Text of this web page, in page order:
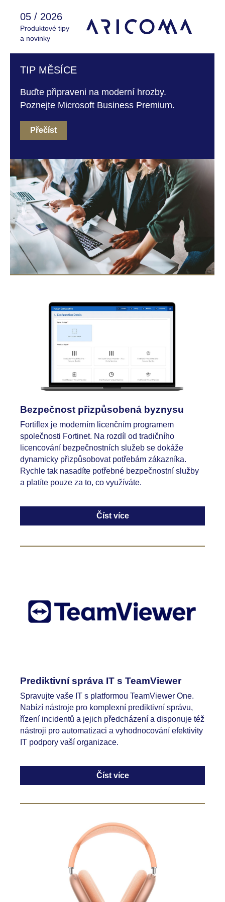
05 / 2026
Produktové tipy
a novinky
TIP MĚSÍCE
Buďte připraveni na moderní hrozby.
Poznejte Microsoft Business Premium.
Přečíst
Bezpečnost přizpůsobená byznysu
Fortiflex je moderním licenčním programem
společnosti Fortinet. Na rozdíl od tradičního
licencování bezpečnostních služeb se dokáže
dynamicky přizpůsobovat potřebám zákazníka.
Rychle tak nasadíte potřebné bezpečnostní služby
a platíte pouze za to, co využíváte.
Číst více
Prediktivní správa IT s TeamViewer
Spravujte vaše IT s platformou TeamViewer One.
Nabízí nástroje pro komplexní prediktivní správu,
řízení incidentů a jejich předcházení a disponuje též
nástroji pro automatizaci a vyhodnocování efektivity
IT podpory vaší organizace.
Číst více